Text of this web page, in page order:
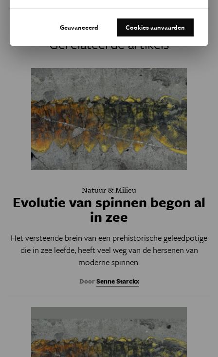
Gerelateerde artikels
Natuur & Milieu
Evolutie van spinnen begon al
in zee
Het versteende brein van een prehistorische geleedpotige
die in zee leefde, heeft veel weg van de hersenen van
moderne spinnen.
DoorSenne Starckx
Geavanceerd Cookies aanvaarden